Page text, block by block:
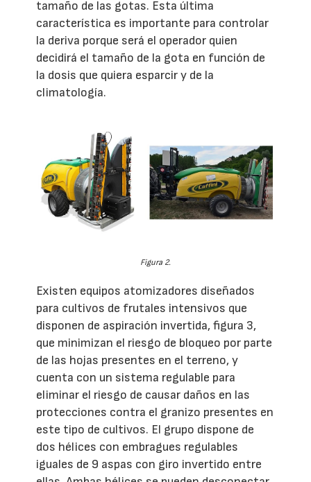
tamaño de las gotas. Esta última
característica es importante para controlar
la deriva porque será el operador quien
decidirá el tamaño de la gota en función de
la dosis que quiera esparcir y de la
climatología.
Figura 2.
Existen equipos atomizadores diseñados
para cultivos de frutales intensivos que
disponen de aspiración invertida, figura 3,
que minimizan el riesgo de bloqueo por parte
de las hojas presentes en el terreno, y
cuenta con un sistema regulable para
eliminar el riesgo de causar daños en las
protecciones contra el granizo presentes en
este tipo de cultivos. El grupo dispone de
dos hélices con embragues regulables
iguales de 9 aspas con giro invertido entre